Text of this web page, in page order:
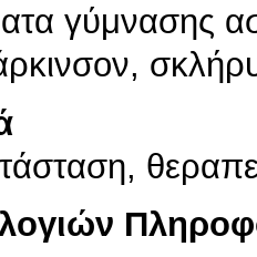
γύμνασης